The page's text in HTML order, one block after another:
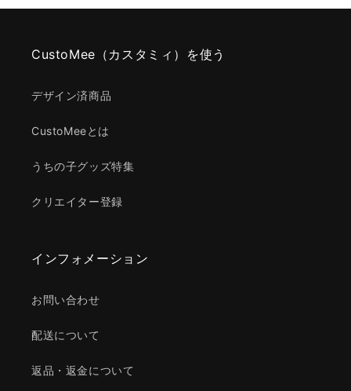
CustoMee（カスタミィ）を使う
デザイン済商品
CustoMeeとは
うちの子グッズ特集
クリエイター登録
インフォメーション
お問い合わせ
配送について
返品・返金について